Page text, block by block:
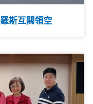
斯互關領空